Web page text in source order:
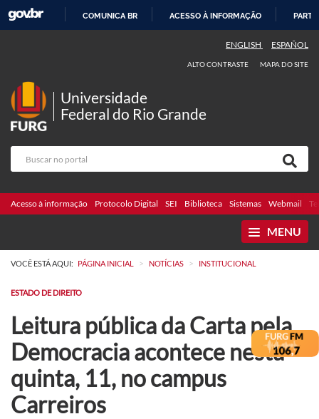
COMUNICA BR ACESSO À INFORMAÇÃO
ENGLISH ESPAÑOL
ALTO CONTRASTE MAPA DO SITE
Universidade
Federal do Rio Grande
Acesso à informação Protocolo Digital SEI Biblioteca Sistemas Webmail
MENU
VOCÊ ESTÁ AQUI: PÁGINA INICIAL > NOTÍCIAS > INSTITUCIONAL
ESTADO DE DIREITO
Leitura pública da Carta pela
Democracia acontece nesta
quinta, 11, no campus
Carreiros